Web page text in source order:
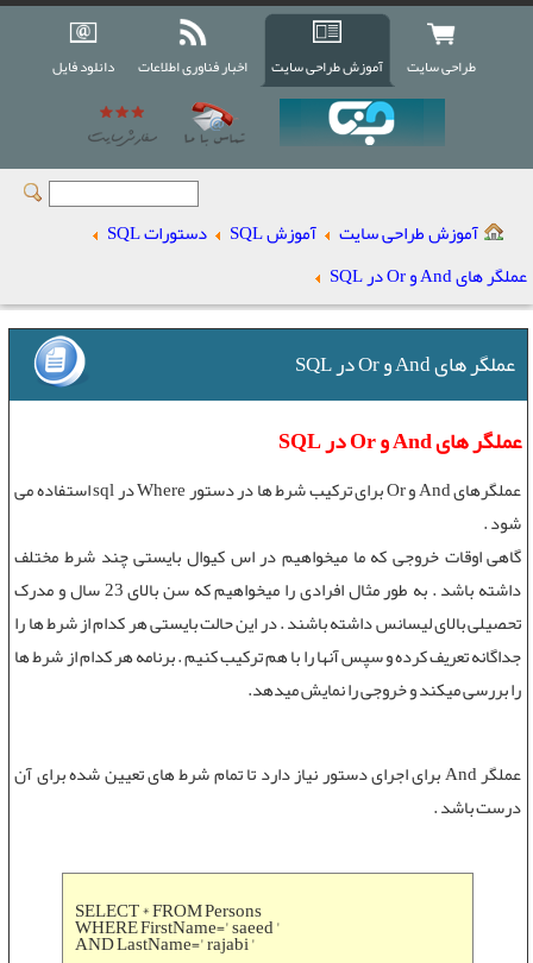
طراحی سایت آموزش طراحی سایت اخبار فناوری اطلاعات دانلود فایل
آموزش طراحی سایت آموزش SQL
دستورات SQL
عملگر های And و Or در SQL
عملگر های And و Or در SQL
عملگر های And و Or در SQL
عملگرهای And و Or برای ترکيب شرط ها دردستور Where
در sql استفاده می
شود .
گاهی اوقات خروجی که ما میخواهیم در اس کیوال بایستی چند شرط مختلف
داشته باشد . به طور مثال افرادی را میخواهیم که سن بالای 23 سال و مدرک
تحصیلی بالای لیسانس داشته باشند . در اين حالت بايستی هر کدام از شرط ها را
جداگانه تعريف کرده و سپس آنها را با هم ترکيب کنيم . برنامه هر کدام از شرط ها
را بررسی میکند و خروجی را نمایش میدهد.
عملگر And
برای اجرای دستور نياز دارد تا تمام شرط های تعيين شده برای آن
درست باشد .
SELECT * FROM Persons
WHERE FirstName=' saeed '
AND LastName=' rajabi '